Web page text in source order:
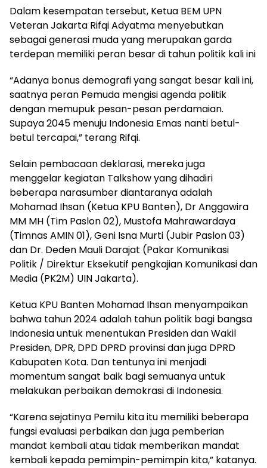
Dalam kesempatan tersebut, Ketua BEM UPN
Veteran Jakarta Rifqi Adyatma menyebutkan
sebagai generasi muda yang merupakan garda
terdepan memiliki peran besar di tahun politik kali ini
“Adanya bonus demografi yang sangat besar kali ini,
saatnya peran Pemuda mengisi agenda politik
dengan memupuk pesan-pesan perdamaian.
Supaya 2045 menuju Indonesia Emas nanti betul-
betul tercapai,” terang Rifqi.
Selain pembacaan deklarasi, mereka juga
menggelar kegiatan Talkshow yang dihadiri
beberapa narasumber diantaranya adalah
Mohamad Ihsan (Ketua KPU Banten), Dr Anggawira
MM MH (Tim Paslon 02), Mustofa Mahrawardaya
(Timnas AMIN 01), Geni Isna Murti (Jubir Paslon 03)
dan Dr. Deden Mauli Darajat (Pakar Komunikasi
Politik / Direktur Eksekutif pengkajian Komunikasi dan
Media (PK2M) UIN Jakarta).
Ketua KPU Banten Mohamad Ihsan menyampaikan
bahwa tahun 2024 adalah tahun politik bagi bangsa
Indonesia untuk menentukan Presiden dan Wakil
Presiden, DPR, DPD DPRD provinsi dan juga DPRD
Kabupaten Kota. Dan tentunya ini menjadi
momentum sangat baik bagi semuanya untuk
melakukan perbaikan demokrasi di Indonesia.
“Karena sejatinya Pemilu kita itu memiliki beberapa
fungsi evaluasi perbaikan dan juga pemberian
mandat kembali atau tidak memberikan mandat
kembali kepada pemimpin-pemimpin kita,” katanya.